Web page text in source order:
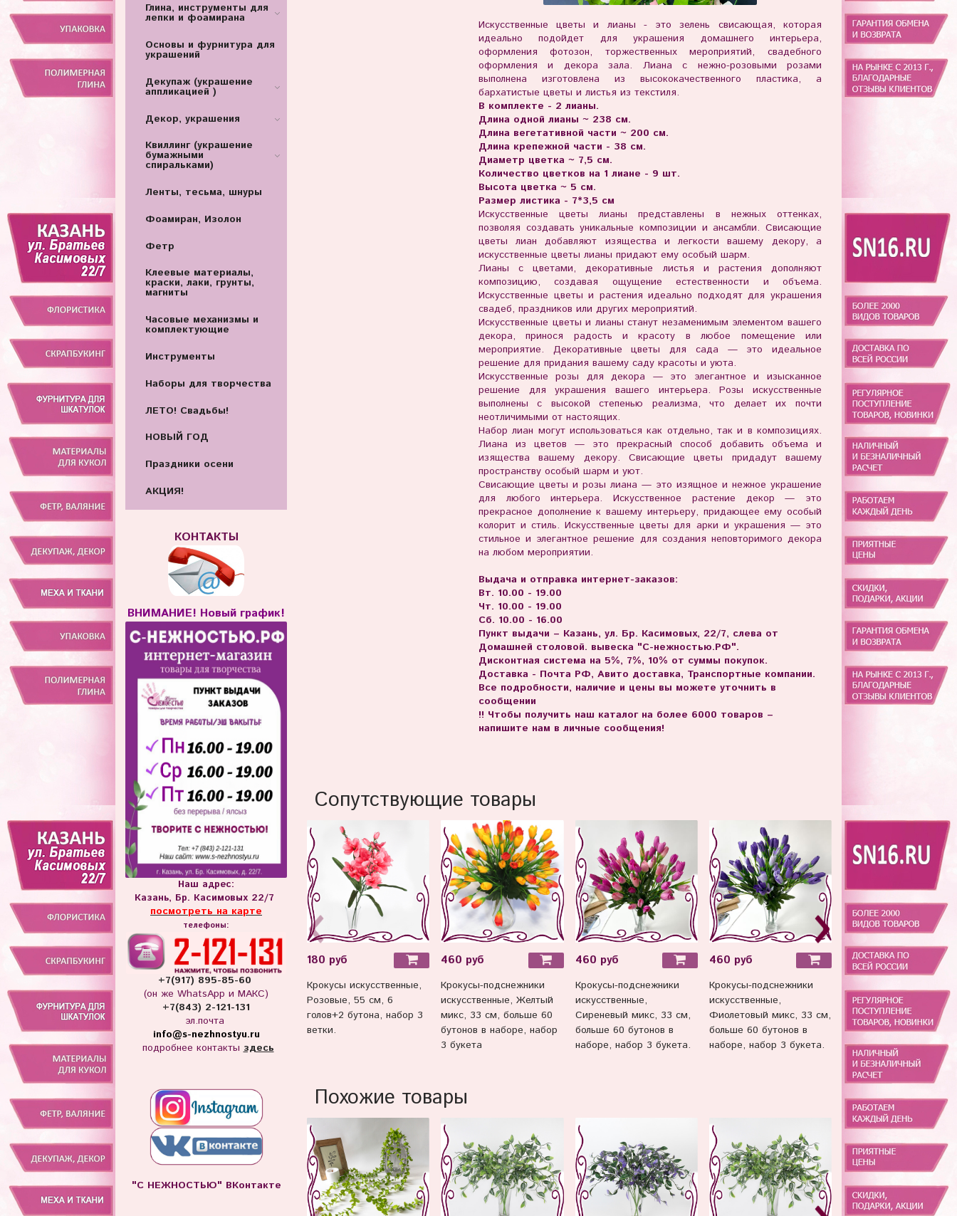
Искусственные цветы и лианы - это зелень свисающая, которая
идеально подойдет для украшения домашнего интерьера,
оформления фотозон, торжественных мероприятий, свадебного
оформления и декора зала. Лиана с нежно-розовыми розами
выполнена изготовлена из высококачественного пластика, а
бархатистые цветы и листья из текстиля.
В комплекте - 2 лианы.
Длина одной лианы ~ 238 см.
Длина вегетативной части ~ 200 см.
Длина крепежной части - 38 см.
Диаметр цветка ~ 7,5 см.
Количество цветков на 1 лиане - 9 шт.
Высота цветка ~ 5 см.
Размер листика - 7*3,5 см
Искусственные цветы лианы представлены в нежных оттенках,
позволяя создавать уникальные композиции и ансамбли. Свисающие
цветы лиан добавляют изящества и легкости вашему декору, а
искусственные цветы лианы придают ему особый шарм.
Лианы с цветами, декоративные листья и растения дополняют
композицию, создавая ощущение естественности и объема.
Искусственные цветы и растения идеально подходят для украшения
свадеб, праздников или других мероприятий.
Искусственные цветы и лианы станут незаменимым элементом вашего
декора, принося радость и красоту в любое помещение или
мероприятие. Декоративные цветы для сада — это идеальное
решение для придания вашему саду красоты и уюта.
Искусственные розы для декора — это элегантное и изысканное
решение для украшения вашего интерьера. Розы искусственные
выполнены с высокой степенью реализма, что делает их почти
неотличимыми от настоящих.
Набор лиан могут использоваться как отдельно, так и в композициях.
Лиана из цветов — это прекрасный способ добавить объема и
изящества вашему декору. Свисающие цветы придадут вашему
пространству особый шарм и уют.
Свисающие цветы и розы лиана — это изящное и нежное украшение
для любого интерьера. Искусственное растение декор — это
прекрасное дополнение к вашему интерьеру, придающее ему особый
колорит и стиль. Искусственные цветы для арки и украшения — это
стильное и элегантное решение для создания неповторимого декора
на любом мероприятии.
Выдача и отправка интернет-заказов:
Вт. 10.00 - 19.00
Чт. 10.00 - 19.00
Сб. 10.00 - 16.00
Пункт выдачи – Казань, ул. Бр. Касимовых, 22/7, слева от
Домашней столовой. вывеска "С-нежностью.РФ".
Дисконтная система на 5%, 7%, 10% от суммы покупок.
Доставка - Почта РФ, Авито доставка, Транспортные компании.
Все подробности, наличие и цены вы можете уточнить в
сообщении
!! Чтобы получить наш каталог на более 6000 товаров –
напишите нам в личные сообщения!
Сопутствующие товары
180 руб
Крокусы искусственные,
Розовые, 55 см, 6
голов+2 бутона, набор 3
ветки.
460 руб
Крокусы-подснежники
искусственные, Желтый
микс, 33 см, больше 60
бутонов в наборе, набор
3 букета
460 руб
Крокусы-подснежники
искусственные,
Сиреневый микс, 33 см,
больше 60 бутонов в
наборе, набор 3 букета.
460 руб
Крокусы-подснежники
искусственные,
Фиолетовый микс, 33 см,
больше 60 бутонов в
наборе, набор 3 букета.
420 руб
искусственные,
оранжево-алые, 33 с,
набор 3 букета.
Похожие товары
Глина, инструменты для
лепки и фоамирана
Основы и фурнитура для
украшений
Декупаж (украшение
аппликацией )
Декор, украшения
Квиллинг (украшение
бумажными
спиральками)
Ленты, тесьма, шнуры
Фоамиран, Изолон
Фетр
Клеевые материалы,
краски, лаки, грунты,
магниты
Часовые механизмы и
комплектующие
Инструменты
Наборы для творчества
ЛЕТО! Свадьбы!
НОВЫЙ ГОД
Праздники осени
АКЦИЯ!
КОНТАКТЫ
ВНИМАНИЕ! Новый график!
Наш адрес:
Казань, Бр. Касимовых 22/7
посмотреть на карте
телефоны:
+7(917) 895-85-60
(он же WhatsApp и МАКС)
+7(843) 2-121-131
эл.почта
info@s-nezhnostyu.ru
подробнее контактыздесь
"С НЕЖНОСТЬЮ" ВКонтакте